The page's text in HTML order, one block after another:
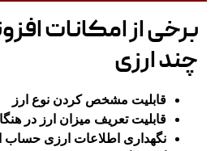
برخی از امکانات
چند ارزی
قابلیت مشخص کردن نوع ارز
قابلیت تعریف میزان ارز در
نگهداری اطلاعات ارزی